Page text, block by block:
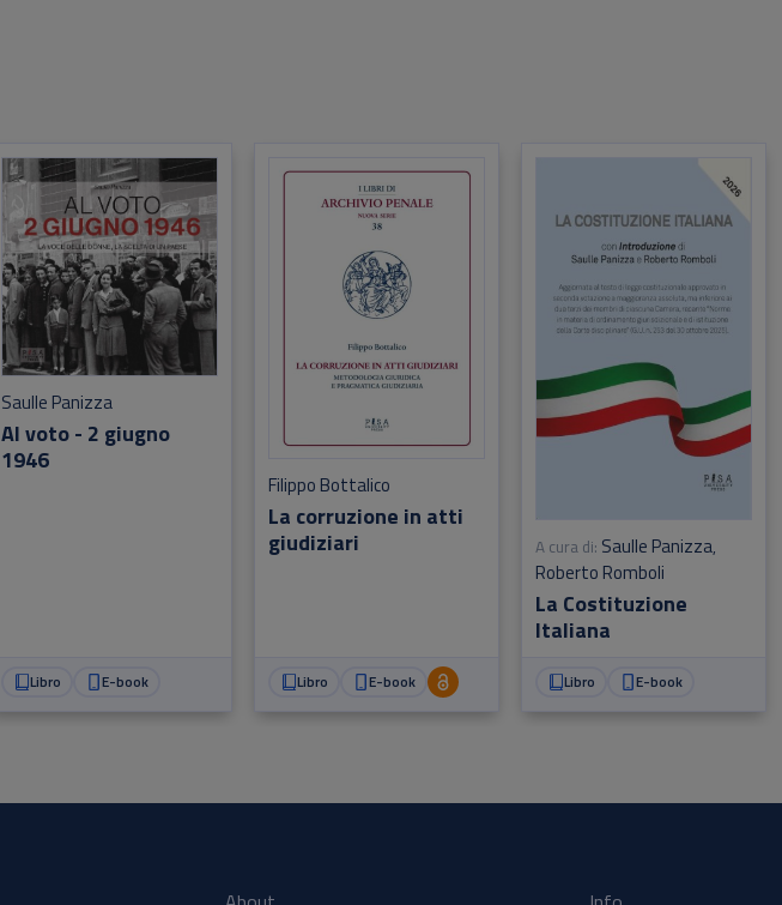
Al voto - 2 giugno
1946
Saulle Panizza
Libro E-book
La corruzione in atti
giudiziari
Filippo Bottalico
Libro E-book
La Costituzione
Italiana
A cura di: Saulle Panizza,
Roberto Romboli
Libro E-book